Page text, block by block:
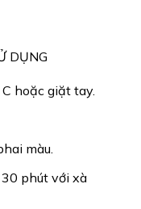
DỤNG
hoặc giặt tay.
màu.
phút với xà